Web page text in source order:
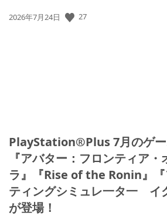
公
2026年7月24日 27
PlayStation®Plus 7月のゲー
『アバター：フロンティア
ラ』『Rise of the Ronin』『
ティングシミュレ一タ一 イ
が登場！